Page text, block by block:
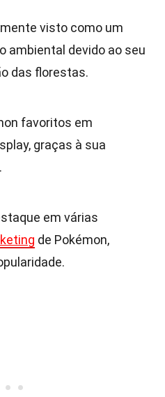
visto como um
ambiental devido ao seu
das florestas.
favoritos em
graças à sua
em várias
de Pokémon,